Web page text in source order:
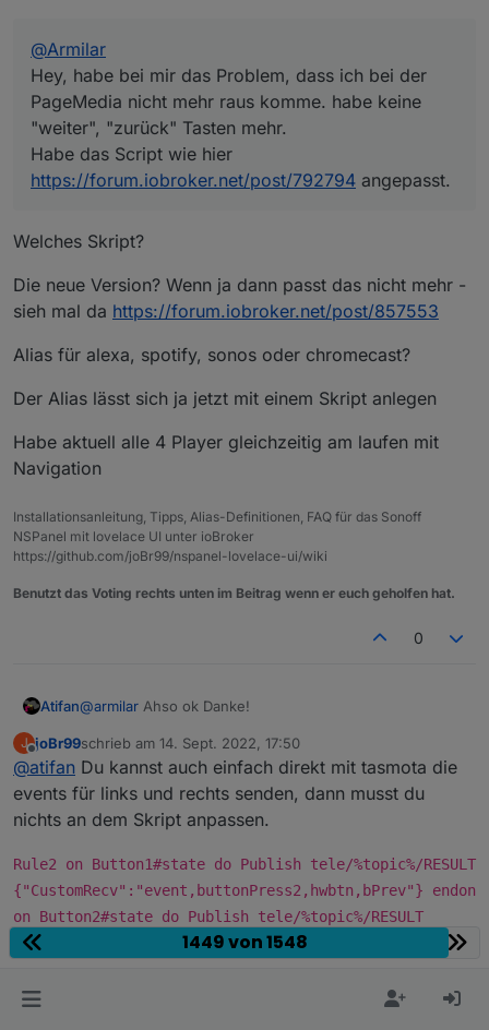
@Armilar
Hey, habe bei mir das Problem, dass ich bei der
PageMedia nicht mehr raus komme. habe keine
"weiter", "zurück" Tasten mehr.
Habe das Script wie hier
https://forum.iobroker.net/post/792794 angepasst.
Welches Skript?
Die neue Version? Wenn ja dann passt das nicht mehr -
sieh mal da https://forum.iobroker.net/post/857553
Alias für alexa, spotify, sonos oder chromecast?
Der Alias lässt sich ja jetzt mit einem Skript anlegen
Habe aktuell alle 4 Player gleichzeitig am laufen mit
Navigation
Installationsanleitung, Tipps, Alias-Definitionen, FAQ für das Sonoff
NSPanel mit lovelace UI unter ioBroker
https://github.com/joBr99/nspanel-lovelace-ui/wiki
Benutzt das Voting rechts unten im Beitrag wenn er euch geholfen hat.
0
Atifan@armilar Ahso ok Danke!
Hm ok, ich fände es von der Bedienung her halt
bequem wenn man über die Buttons einfach links und
rechts Scrollen könnte, so wie mit den Pfeilen.
Ist das großer Aufwand zu programmieren?
J
Offline
joBr99schrieb am 14. Sept. 2022, 17:50
zuletzt editiert von
@atifan Du kannst auch einfach direkt mit tasmota die
events für links und rechts senden, dann musst du
nichts an dem Skript anpassen.
Rule2 on Button1#state do Publish tele/%topic%/RESULT
{"CustomRecv":"event,buttonPress2,hwbtn,bPrev"} endon
on Button2#state do Publish tele/%topic%/RESULT
{"CustomRecv":"event,buttonPress2,hwbtn,bNext"} endon
1449 von 1548